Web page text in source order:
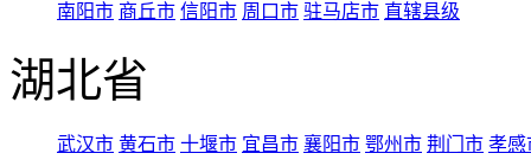
南阳市 商丘市 信阳市 周口市 驻马店市 直辖县级
湖北省
武汉市 黄石市 十堰市 宜昌市 襄阳市 鄂州市 荆门市 孝感